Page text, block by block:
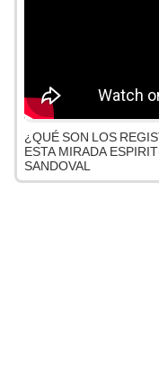
¿QUÉ SON LOS
ESTA MIRADA
SANDOVAL